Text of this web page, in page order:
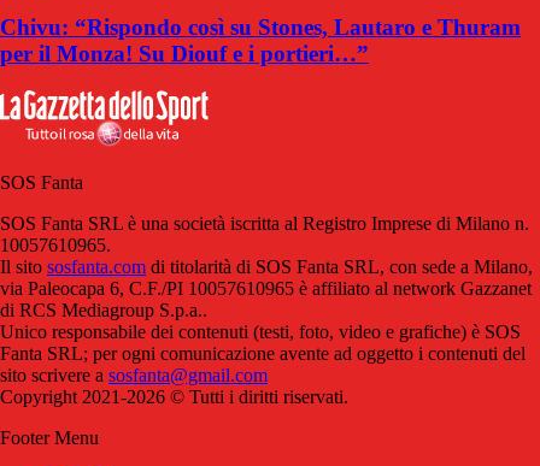
Chivu: “Rispondo così su Stones, Lautaro e Thuram
per il Monza! Su Diouf e i portieri…”
SOS Fanta
SOS Fanta SRL è una società iscritta al Registro Imprese di Milano n.
10057610965.
Il sito sosfanta.com di titolarità di SOS Fanta SRL, con sede a Milano,
via Paleocapa 6, C.F./PI 10057610965 è affiliato al network Gazzanet
di RCS Mediagroup S.p.a..
Unico responsabile dei contenuti (testi, foto, video e grafiche) è SOS
Fanta SRL; per ogni comunicazione avente ad oggetto i contenuti del
sito scrivere a sosfanta@gmail.com
Copyright 2021-2026 © Tutti i diritti riservati.
Footer Menu